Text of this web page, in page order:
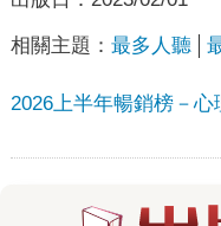
相關主題： 最多人聽
2026上半年暢銷榜－心